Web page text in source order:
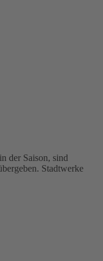
der Saison, sind
Stadtwerke